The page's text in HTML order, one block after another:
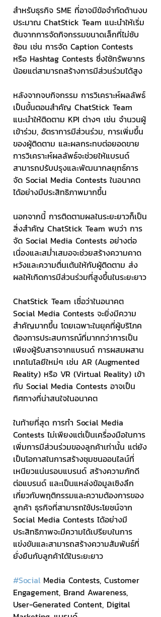
สำหรับธุรกิจ SME ที่อาจมีข้อจำกัดด้านงบ
ประมาณ ChatStick Team แนะนำให้เริ่ม
ต้นจากการจัดกิจกรรมขนาดเล็กที่ไม่ซับ
ซ้อน เช่น การจัด Caption Contests
หรือ Hashtag Contests ซึ่งใช้ทรัพยากร
น้อยแต่สามารถสร้างการมีส่วนร่วมได้สูง
หลังจากจบกิจกรรม การวิเคราะห์ผลลัพธ์
เป็นขั้นตอนสำคัญ ChatStick Team
แนะนำให้ติดตาม KPI ต่างๆ เช่น จำนวนผู้
เข้าร่วม, อัตราการมีส่วนร่วม, การเพิ่มขึ้น
ของผู้ติดตาม และผลกระทบต่อยอดขาย
การวิเคราะห์ผลลัพธ์จะช่วยให้แบรนด์
สามารถปรับปรุงและพัฒนากลยุทธ์การ
จัด Social Media Contests ในอนาคต
ได้อย่างมีประสิทธิภาพมากขึ้น
นอกจากนี้ การติดตามผลในระยะยาวก็เป็น
สิ่งสำคัญ ChatStick Team พบว่า การ
จัด Social Media Contests อย่างต่อ
เนื่องและสม่ำเสมอจะช่วยสร้างความคาด
หวังและความตื่นเต้นให้กับผู้ติดตาม ส่ง
ผลให้เกิดการมีส่วนร่วมที่สูงขึ้นในระยะยาว
ChatStick Team เชื่อว่าในอนาคต
Social Media Contests จะยิ่งมีความ
สำคัญมากขึ้น โดยเฉพาะในยุคที่ผู้บริโภค
ต้องการประสบการณ์ที่มากกว่าการเป็น
เพียงผู้รับสารจากแบรนด์ การผสมผสาน
เทคโนโลยีใหม่ๆ เช่น AR (Augmented
Reality) หรือ VR (Virtual Reality) เข้า
กับ Social Media Contests อาจเป็น
ทิศทางที่น่าสนใจในอนาคต
ในท้ายที่สุด การทำ Social Media
Contests ไม่เพียงแต่เป็นเครื่องมือในการ
เพิ่มการมีส่วนร่วมของลูกค้าเท่านั้น แต่ยัง
เป็นโอกาสในการสร้างชุมชนออนไลน์ที่
เหนียวแน่นรอบแบรนด์ สร้างความภักดี
ต่อแบรนด์ และเป็นแหล่งข้อมูลเชิงลึก
เกี่ยวกับพฤติกรรมและความต้องการของ
ลูกค้า ธุรกิจที่สามารถใช้ประโยชน์จาก
Social Media Contests ได้อย่างมี
ประสิทธิภาพจะมีความได้เปรียบในการ
แข่งขันและสามารถสร้างความสัมพันธ์ที่
ยั่งยืนกับลูกค้าได้ในระยะยาว
#Social Media Contests, Customer
Engagement, Brand Awareness,
User-Generated Content, Digital